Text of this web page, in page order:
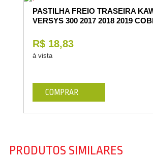
PASTILHA FREIO TRASEIRA
VERSYS 300 2017 2018 2019
R$ 18,83
à vista
COMPRAR
PRODUTOS SIMILARES